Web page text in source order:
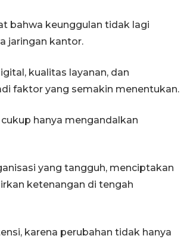
bahwa keunggulan tidak lagi
jaringan kantor.
kualitas layanan, dan
faktor yang semakin menentukan.
hanya mengandalkan
yang tangguh, menciptakan
ketenangan di tengah
karena perubahan tidak hanya
Semangat belajar anak
transmigran desa terpencil